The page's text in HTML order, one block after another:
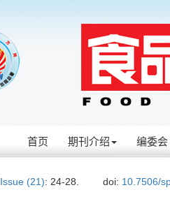
首页 期刊介绍 编委会
Issue (21): 24-28. doi: 10.7506/